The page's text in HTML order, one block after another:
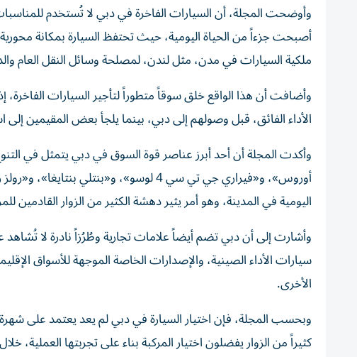
وأوضحت المجلة، أن السيارات الفاخرة في دبي لا تُستخدم
أصبحت جزءاً من الحياة اليومية، حيث تحتفظ السيارة بمكانة
ملكية السيارات في مدن، مثل لندن، لمصلحة وسائل النقل العام
وأضافت أن هذا الواقع خلق سوقاً متطوراً لتأجير السيارات الفاخرة،
الأداء الفائق، قبل وصولهم إلى دبي، بينما يلجأ بعض المقيمين
وأكدت المجلة أن أحد أبرز عناصر قوة السوق في دبي يتمثل في
أوروس»، و«فيراري جي تي سي 4 لوسو»،
اليومية في المدينة، وهو أمر يثير دهشة الكثير من الزوار القادمين
وأشارت إلى أن دبي تضم أيضاً علامات تجارية وطُرُزاً نادرة لا
سيارات الأداء الصينية، والإصدارات الخاصة الموجهة للأسواق
الأخرى.
وبحسب المجلة، فإن اختيار السيارة في دبي لم يعد يعتمد على
كثيراً من الزوار يفضلون اختيار المركبة بناء على تجربتها